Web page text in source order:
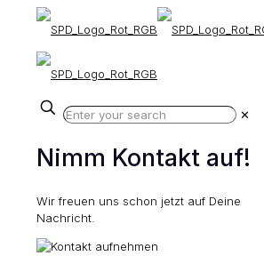
✕
Nimm Kontakt auf!
Wir freuen uns schon jetzt auf Deine
Nachricht.